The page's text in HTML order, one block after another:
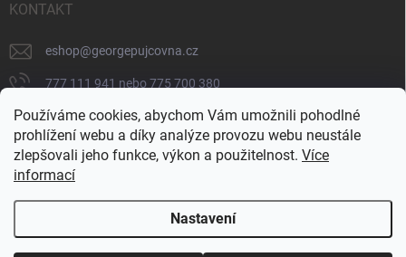
Používáme cookies, abychom Vám umožnili pohodlné
prohlížení webu a díky analýze provozu webu neustále
zlepšovali jeho funkce, výkon a použitelnost. Více
informací
Nastavení
KONTAKT
eshop@georgepujcovna.cz
777 111 941 nebo 775 700 380
775 700 380
https://www.facebook.com/people/George-
p%C5%AFj%C4%8Dovna/100065206834745/